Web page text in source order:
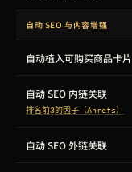
自动 SEO 与内容增强
自动植入可购买商品卡片
自动 SEO 内链关联
排名前3的因子（Ahrefs）
自动 SEO 外链关联